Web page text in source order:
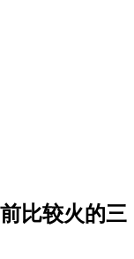
比较火的三